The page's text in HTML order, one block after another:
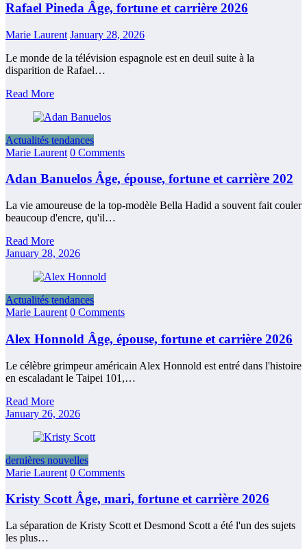
Rafael Pineda Âge, fortune et carrière 2026
Marie Laurent January 28, 2026
Le monde de la télévision espagnole est en deuil suite à la
disparition de Rafael…
Read More
Actualités tendances
Marie Laurent 0 Comments
Adan Banuelos Âge, épouse, fortune et carrière 202
La vie amoureuse de la top-modèle Bella Hadid a souvent fait couler
beaucoup d'encre, qu'il…
Read More
January 28, 2026
Actualités tendances
Marie Laurent 0 Comments
Alex Honnold Âge, épouse, fortune et carrière 2026
Le célèbre grimpeur américain Alex Honnold est entré dans l'histoire
en escaladant le Taipei 101,…
Read More
January 26, 2026
dernières nouvelles
Marie Laurent 0 Comments
Kristy Scott Âge, mari, fortune et carrière 2026
La séparation de Kristy Scott et Desmond Scott a été l'un des sujets
les plus…